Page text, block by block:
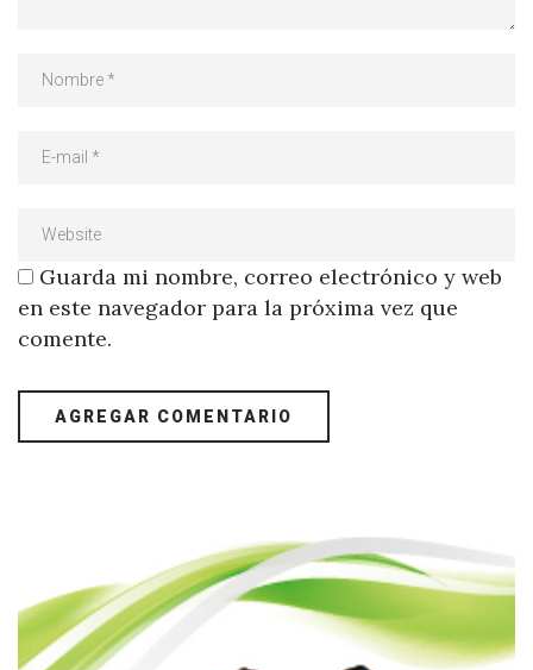
Guarda mi nombre, correo electrónico y web
en este navegador para la próxima vez que
comente.